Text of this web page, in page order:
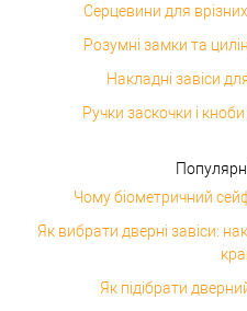
Серцевини для
Розумні замки та
Накладні завіси
Ручки заскочки і
Чому біометричний
Як вибрати дверні завіси:
Як підібрати